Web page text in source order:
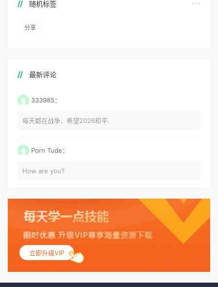
随机标签
分享
最新评论
333985：
每天都在战争，希望2026和平.
Porn Tude：
How are you?
立即升级VIP